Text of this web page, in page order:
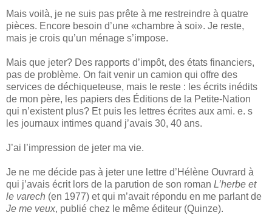
Mais voilà, je ne suis pas prête à me restreindre à quatre
pièces. Encore besoin d’une «chambre à soi». Je reste,
mais je crois qu’un ménage s’impose.
Mais que jeter? Des rapports d’impôt, des états financiers,
pas de problème. On fait venir un camion qui offre des
services de déchiqueteuse, mais le reste : les écrits inédits
de mon père, les papiers des Éditions de la Petite-Nation
qui n’existent plus? Et puis les lettres écrites aux ami. e. s
les journaux intimes quand j’avais 30, 40 ans.
J’ai l’impression de jeter ma vie.
Je ne me décide pas à jeter une lettre d’Hélène Ouvrard à
qui j’avais écrit lors de la parution de son roman L’herbe et
le varech (en 1977) et qui m’avait répondu en me parlant de
Je me veux, publié chez le même éditeur (Quinze).